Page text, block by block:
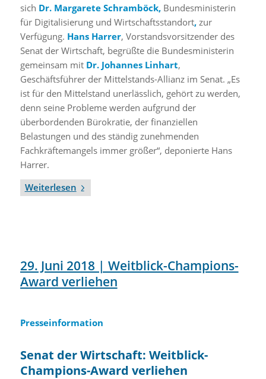
sich Dr. Margarete Schramböck, Bundesministerin
für Digitalisierung und Wirtschaftsstandort, zur
Verfügung. Hans Harrer, Vorstandsvorsitzender des
Senat der Wirtschaft, begrüßte die Bundesministerin
gemeinsam mit Dr. Johannes Linhart,
Geschäftsführer der Mittelstands-Allianz im Senat. „Es
ist für den Mittelstand unerlässlich, gehört zu werden,
denn seine Probleme werden aufgrund der
überbordenden Bürokratie, der finanziellen
Belastungen und des ständig zunehmenden
Fachkräftemangels immer größer“, deponierte Hans
Harrer.
Weiterlesen
29. Juni 2018 | Weitblick-Champions-
Award verliehen
Presseinformation
Senat der Wirtschaft: Weitblick-
Champions-Award verliehen